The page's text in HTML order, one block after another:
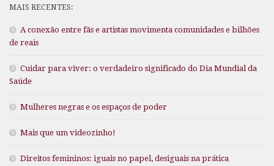
MAIS RECENTES:
A conexão entre fãs e artistas movimenta comunidades e bilhões
de reais
Cuidar para viver: o verdadeiro significado do Dia Mundial da
Saúde
Mulheres negras e os espaços de poder
Mais que um videozinho!
Direitos femininos: iguais no papel, desiguais na prática